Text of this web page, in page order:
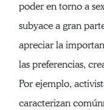
poder en torno a
subyace a gran
apreciar la
las preferencias,
Por ejemplo,
caracterizan